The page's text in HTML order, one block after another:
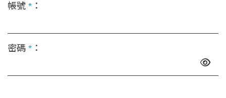
帳號 * ：
密碼 * ：